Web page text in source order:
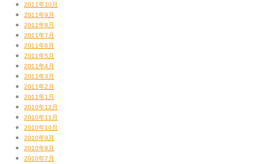
2011年10月
2011年9月
2011年8月
2011年7月
2011年6月
2011年5月
2011年4月
2011年3月
2011年2月
2011年1月
2010年12月
2010年11月
2010年10月
2010年9月
2010年8月
2010年7月